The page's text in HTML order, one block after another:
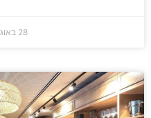
28 באוגוסט 2023